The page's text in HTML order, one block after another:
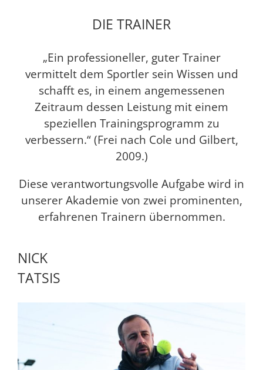
DIE TRAINER
„Ein professioneller, guter Trainer
vermittelt dem Sportler sein Wissen und
schafft es, in einem angemessenen
Zeitraum dessen Leistung mit einem
speziellen Trainingsprogramm zu
verbessern.“ (Frei nach Cole und Gilbert,
2009.)
Diese verantwortungsvolle Aufgabe wird in
unserer Akademie von zwei prominenten,
erfahrenen Trainern übernommen.
NICK
TATSIS
ABOUT